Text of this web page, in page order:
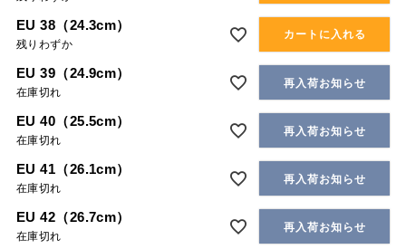
EU 38（24.3cm）
残りわずか
カートに入れる
EU 39（24.9cm）
在庫切れ
再入荷お知らせ
EU 40（25.5cm）
在庫切れ
再入荷お知らせ
EU 41（26.1cm）
在庫切れ
再入荷お知らせ
EU 42（26.7cm）
在庫切れ
再入荷お知らせ